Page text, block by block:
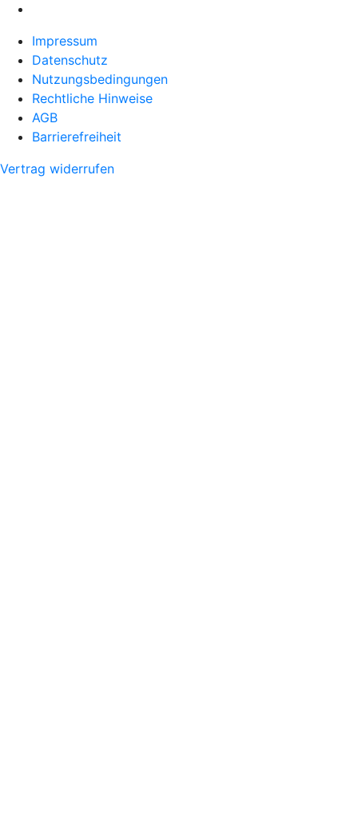
Impressum
Datenschutz
Nutzungsbedingungen
Rechtliche Hinweise
AGB
Barrierefreiheit
Vertrag widerrufen